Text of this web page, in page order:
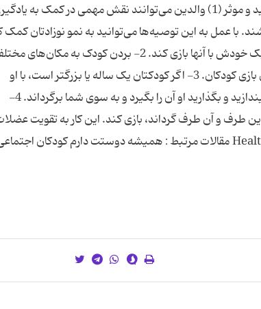
4 راهکار موثر برای بچه ها راه‌کارهای تربیتی ساده و کوتاه ، ولی مفید و موثر (1) والدین می‌توانند نقش مهمی در کمک به
با عمل به این توصیه‌ها می‌توانید به نمو نوزادتان کمک
1- خواندن کتاب‌های تصویری برای نوزاد و اجازه به نوزاد که به سبک خودش با آنها بازی کند. 2- بردن کودک به
قرار دادن او در معرض مناظر مختلف مانند باغ وحش، بازار یا زمین بازی کودکان. 3- اگر کودکتان یک ساله یا بزرگتر است، با او
توپ‌بازی کنید. یک توپ نرم لاستیکی را به آرامی به سوی کودک بیندازید و بگذارید او آن را بگیرد و به سوی شما برگرداند. 4-
طرف و آن طرف گرداند، بازی کند. این کار به تقویت